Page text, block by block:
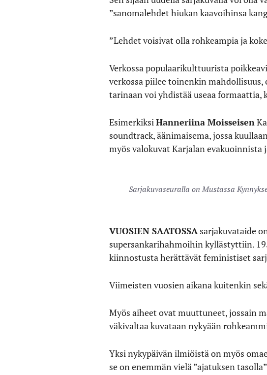
”sanomalehdet hiukan kaavoihinsa
”Lehdet voisivat olla rohkeampia ja
Verkossa populaarikulttuurista
verkossa piilee toinenkin
tarinaan voi yhdistää useaa
EsimerkiksiHanneriina Moisseisen
soundtrack, äänimaisema, jossa
myös valokuvat Karjalan evakuoinnista
Sarjakuvaseuralla on Mustassa
VUOSIEN SAATOSSAsarjakuvataide
supersankarihahmoihin kyllästyttiin.
kiinnostusta herättävät feministiset
Viimeisten vuosien aikana kuitenkin
Myös aiheet ovat muuttuneet, jossain
väkivaltaa kuvataan nykyään
Yksi nykypäivän ilmiöistä on myös
se on enemmän vielä ”ajatuksen